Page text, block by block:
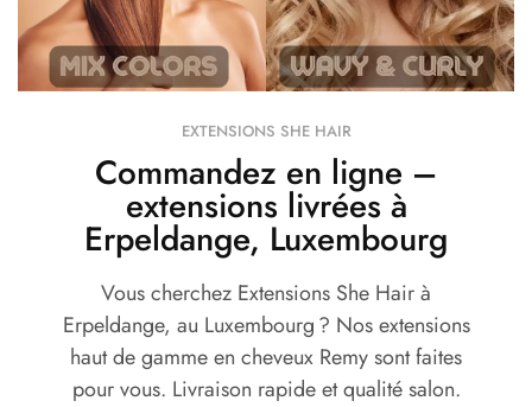
EXTENSIONS SHE HAIR
Commandez en ligne –
extensions livrées à
Erpeldange, Luxembourg
Vous cherchez Extensions She Hair à
Erpeldange, au Luxembourg ? Nos extensions
haut de gamme en cheveux Remy sont faites
pour vous. Livraison rapide et qualité salon.